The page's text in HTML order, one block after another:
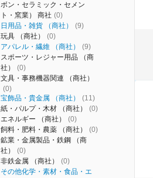
ボン・セラミック・セメン
ト・窯業） 商社 (0)
日用品・雑貨 （商社）
(9)
玩具 （商社）
(0)
アパレル・繊維 （商社）
(9)
スポーツ・レジャー用品 （商
社）
(0)
文具・事務機器関連 （商社）
(0)
宝飾品・貴金属 （商社）
(11)
紙・パルプ・木材 （商社）
(0)
エネルギー （商社）
(0)
飼料・肥料・農薬 （商社）
(0)
鉱業・金属製品・鉄鋼 （商
社）
(0)
非鉄金属 （商社）
(0)
その他化学・素材・食品・エ